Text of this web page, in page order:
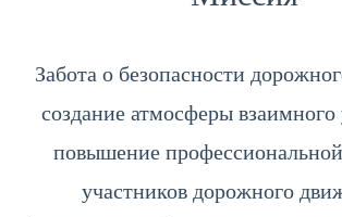
Забота о безопасности
создание атмосферы
повышение
участников дорожного